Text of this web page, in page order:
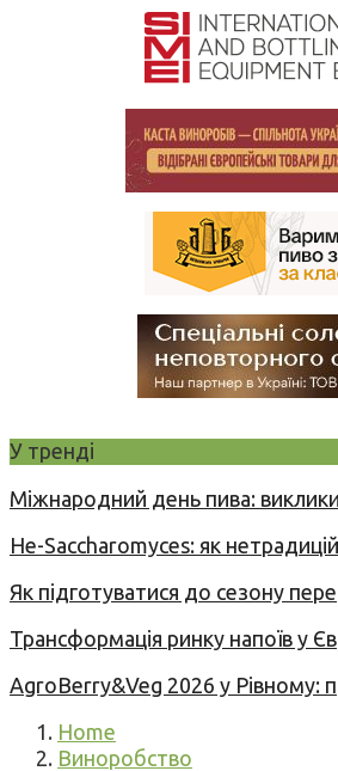
У тренді
Міжнародний день пива: виклики
Не-Saccharomyces: як
Як підготуватися до сезону
Трансформація ринку напоїв у
AgroBerry&Veg 2026 у Рівному:
Home
Виноробство